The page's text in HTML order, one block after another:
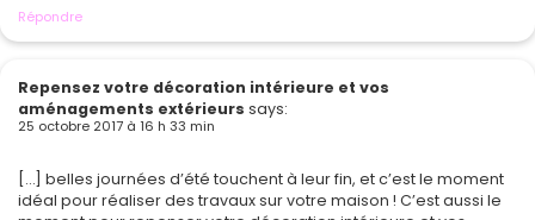
Répondre
Repensez votre décoration intérieure et vos
aménagements extérieurs says:
25 octobre 2017 à 16 h 33 min
[…] belles journées d’été touchent à leur fin, et c’est le moment
idéal pour réaliser des travaux sur votre maison ! C’est aussi le